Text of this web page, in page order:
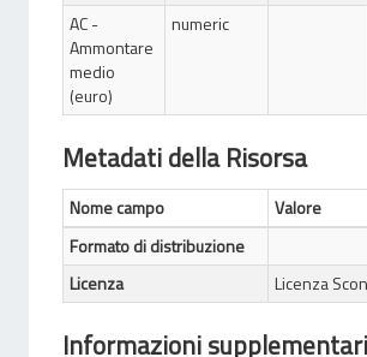
AC -
Ammontare
medio
(euro)
numeric
Metadati della Risorsa
Nome campo
Valore
Formato di distribuzione
Licenza
Licenza
Informazioni supplementari